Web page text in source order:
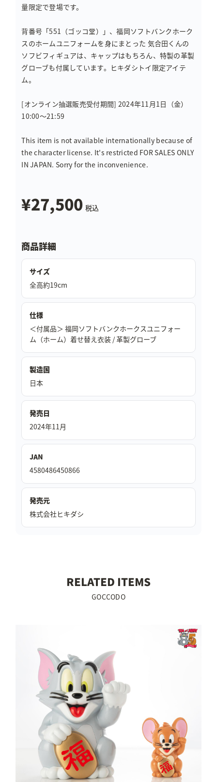
量限定で登場です。
背番号「551（ゴッコ堂）」、福岡ソフトバンクホーク
スのホームユニフォームを身にまとった 気合田くんの
ソフビフィギュアは、キャップはもちろん、特製の革製
グローブも付属しています。ヒキダシトイ限定アイテ
ム。
[オンライン抽選販売受付期間] 2024年11月1日（金）
10:00〜21:59
This item is not available internationally because of
the character license. It's restricted FOR SALES ONLY
IN JAPAN. Sorry for the inconvenience.
¥27,500 税込
商品詳細
サイズ
全高約19cm
仕様
＜付属品＞ 福岡ソフトバンクホークスユニフォー
ム（ホーム）着せ替え衣装 / 革製グローブ
製造国
日本
発売日
2024年11月
JAN
4580486450866
発売元
株式会社ヒキダシ
RELATED ITEMS
GOCCODO